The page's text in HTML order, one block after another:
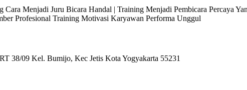
Menjadi Juru Bicara Handal | Training Menjadi Pembicara Percaya
Profesional Training Motivasi Karyawan Performa Unggul
38/09 Kel. Bumijo, Kec Jetis Kota Yogyakarta 55231